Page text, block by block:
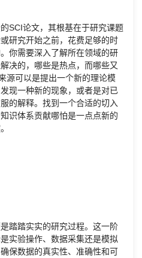
SCI论文，其根基在于研究课题
研究开始之前，花费足够的时
你需要深入了解所在领域的研
决的，哪些是热点，而哪些又
源可以是提出一个新的理论模
现一种新的现象，或者是对已
的解释。找到一个合适的切入
识体系贡献哪怕是一点点新的
踏踏实实的研究过程。这一阶
实验操作、数据采集还是模拟
保数据的真实性、准确性和可